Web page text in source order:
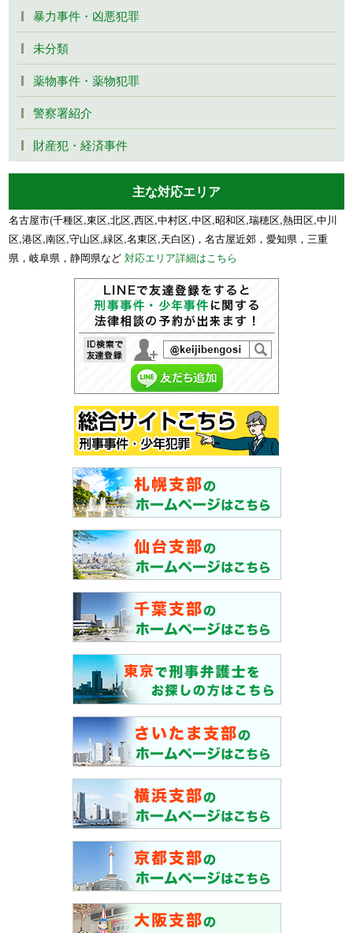
暴力事件・凶悪犯罪
未分類
薬物事件・薬物犯罪
警察署紹介
財産犯・経済事件
主な対応エリア
名古屋市(千種区,東区,北区,西区,中村区,中区,昭和区,瑞穂区,熱田区,中川
区,港区,南区,守山区,緑区,名東区,天白区)，名古屋近郊，愛知県，三重
県，岐阜県，静岡県など対応エリア詳細はこちら